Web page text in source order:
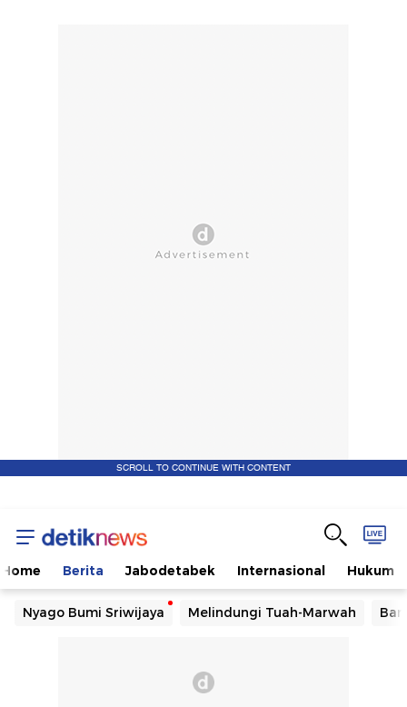
SCROLL TO CONTINUE WITH CONTENT
Home Berita Jabodetabek Internasional Hukum
Nyago Bumi Sriwijaya Melindungi Tuah-Marwah